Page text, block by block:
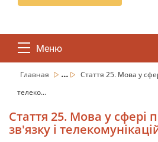
Меню
Главная ...
Стаття 25. Мова у
телеко...
Стаття 25. Мова у сфері
зв'язку і